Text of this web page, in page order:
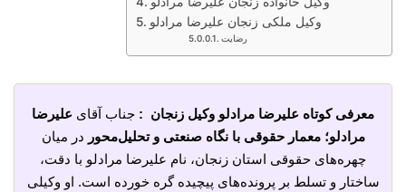
وکیل ملکی زنجان علیرضا مرادلو
رضایت
معرفی کوتاه علیرضا مرادلو وکیل زنجان : جناب آقای علیرضا
مرادلو؛ معمار حقوقی با نگاه صنعتی و تحلیل‌محور در میان
چهره‌های حقوقی استان زنجان، نام علیرضا مرادلو با دقت،
ساختار و تسلط بر پرونده‌های پیچیده گره خورده است. او وکیلی